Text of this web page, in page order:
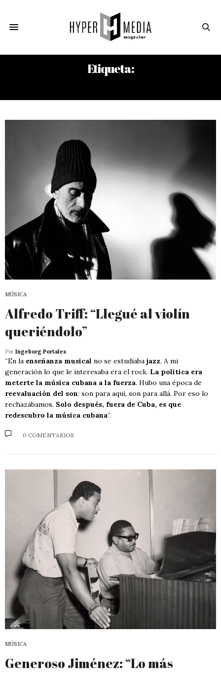
Etiqueta:
MÚSICA
Alfredo Triff: “Llegué al violín
queriéndolo”
Por Ingeborg Portales
“En la enseñanza musical no se estudiaba jazz. A mi
generación lo que le interesaba era el rock. La política era
meterte la música cubana a la fuerza. Hubo una época de
reevaluación del son: son para aquí, son para allá. Por eso lo
rechazábamos. Solo después, fuera de Cuba, es que
redescubro la música cubana”.
0 COMENTARIOS
MÚSICA
Generoso Jiménez: “Lo más